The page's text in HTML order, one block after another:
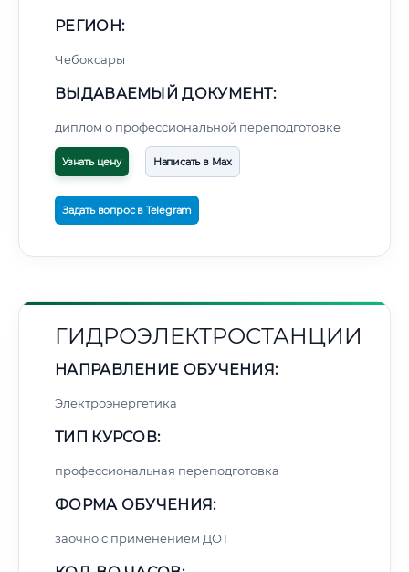
РЕГИОН:
Чебоксары
ВЫДАВАЕМЫЙ ДОКУМЕНТ:
диплом о профессиональной переподготовке
Узнать цену Написать в Max
Задать вопрос в Telegram
ГИДРОЭЛЕКТРОСТАНЦИИ
НАПРАВЛЕНИЕ ОБУЧЕНИЯ:
Электроэнергетика
ТИП КУРСОВ:
профессиональная переподготовка
ФОРМА ОБУЧЕНИЯ:
заочно с применением ДОТ